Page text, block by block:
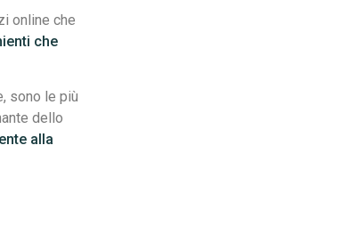
online che
che
sono le più
dello
alla